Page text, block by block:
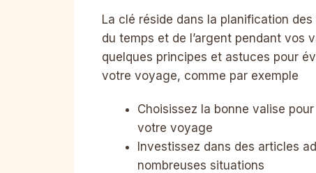
La clé réside dans la planification
du temps et de l’argent pendant vos
quelques principes et astuces pour
votre voyage, comme par exemple
Choisissez la bonne valise
votre voyage
Investissez dans des articles
nombreuses situations